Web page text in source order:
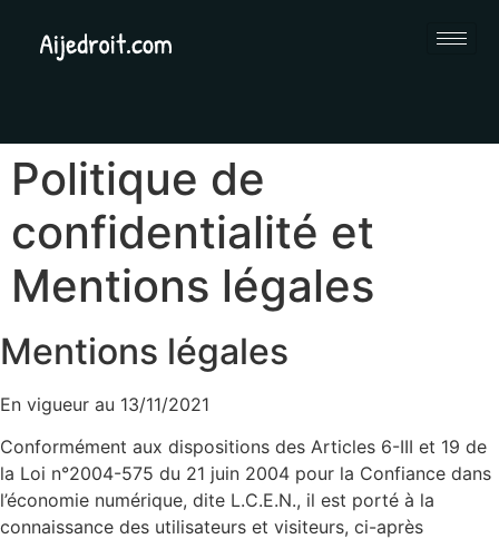
Politique de
confidentialité et
Mentions légales
Mentions légales
En vigueur au 13/11/2021
Conformément aux dispositions des Articles 6-III et 19 de
la Loi n°2004-575 du 21 juin 2004 pour la Confiance dans
l’économie numérique, dite L.C.E.N., il est porté à la
connaissance des utilisateurs et visiteurs, ci-après